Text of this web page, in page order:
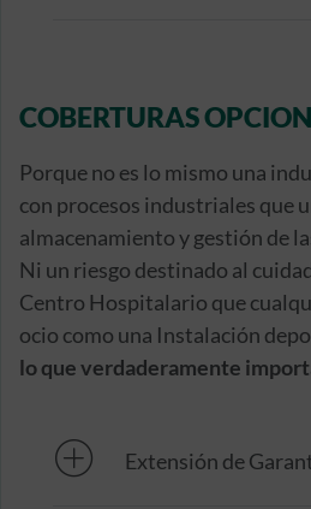
COBERTURAS
Porque no es lo mismo una
con procesos industriales que
almacenamiento y gestión de
Ni un riesgo destinado al
Centro Hospitalario que
ocio como una Instalación
lo que verdaderamente
Extensión de